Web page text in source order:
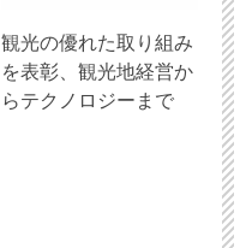
観光の優れた取り組み
を表彰、観光地経営か
らテクノロジーまで